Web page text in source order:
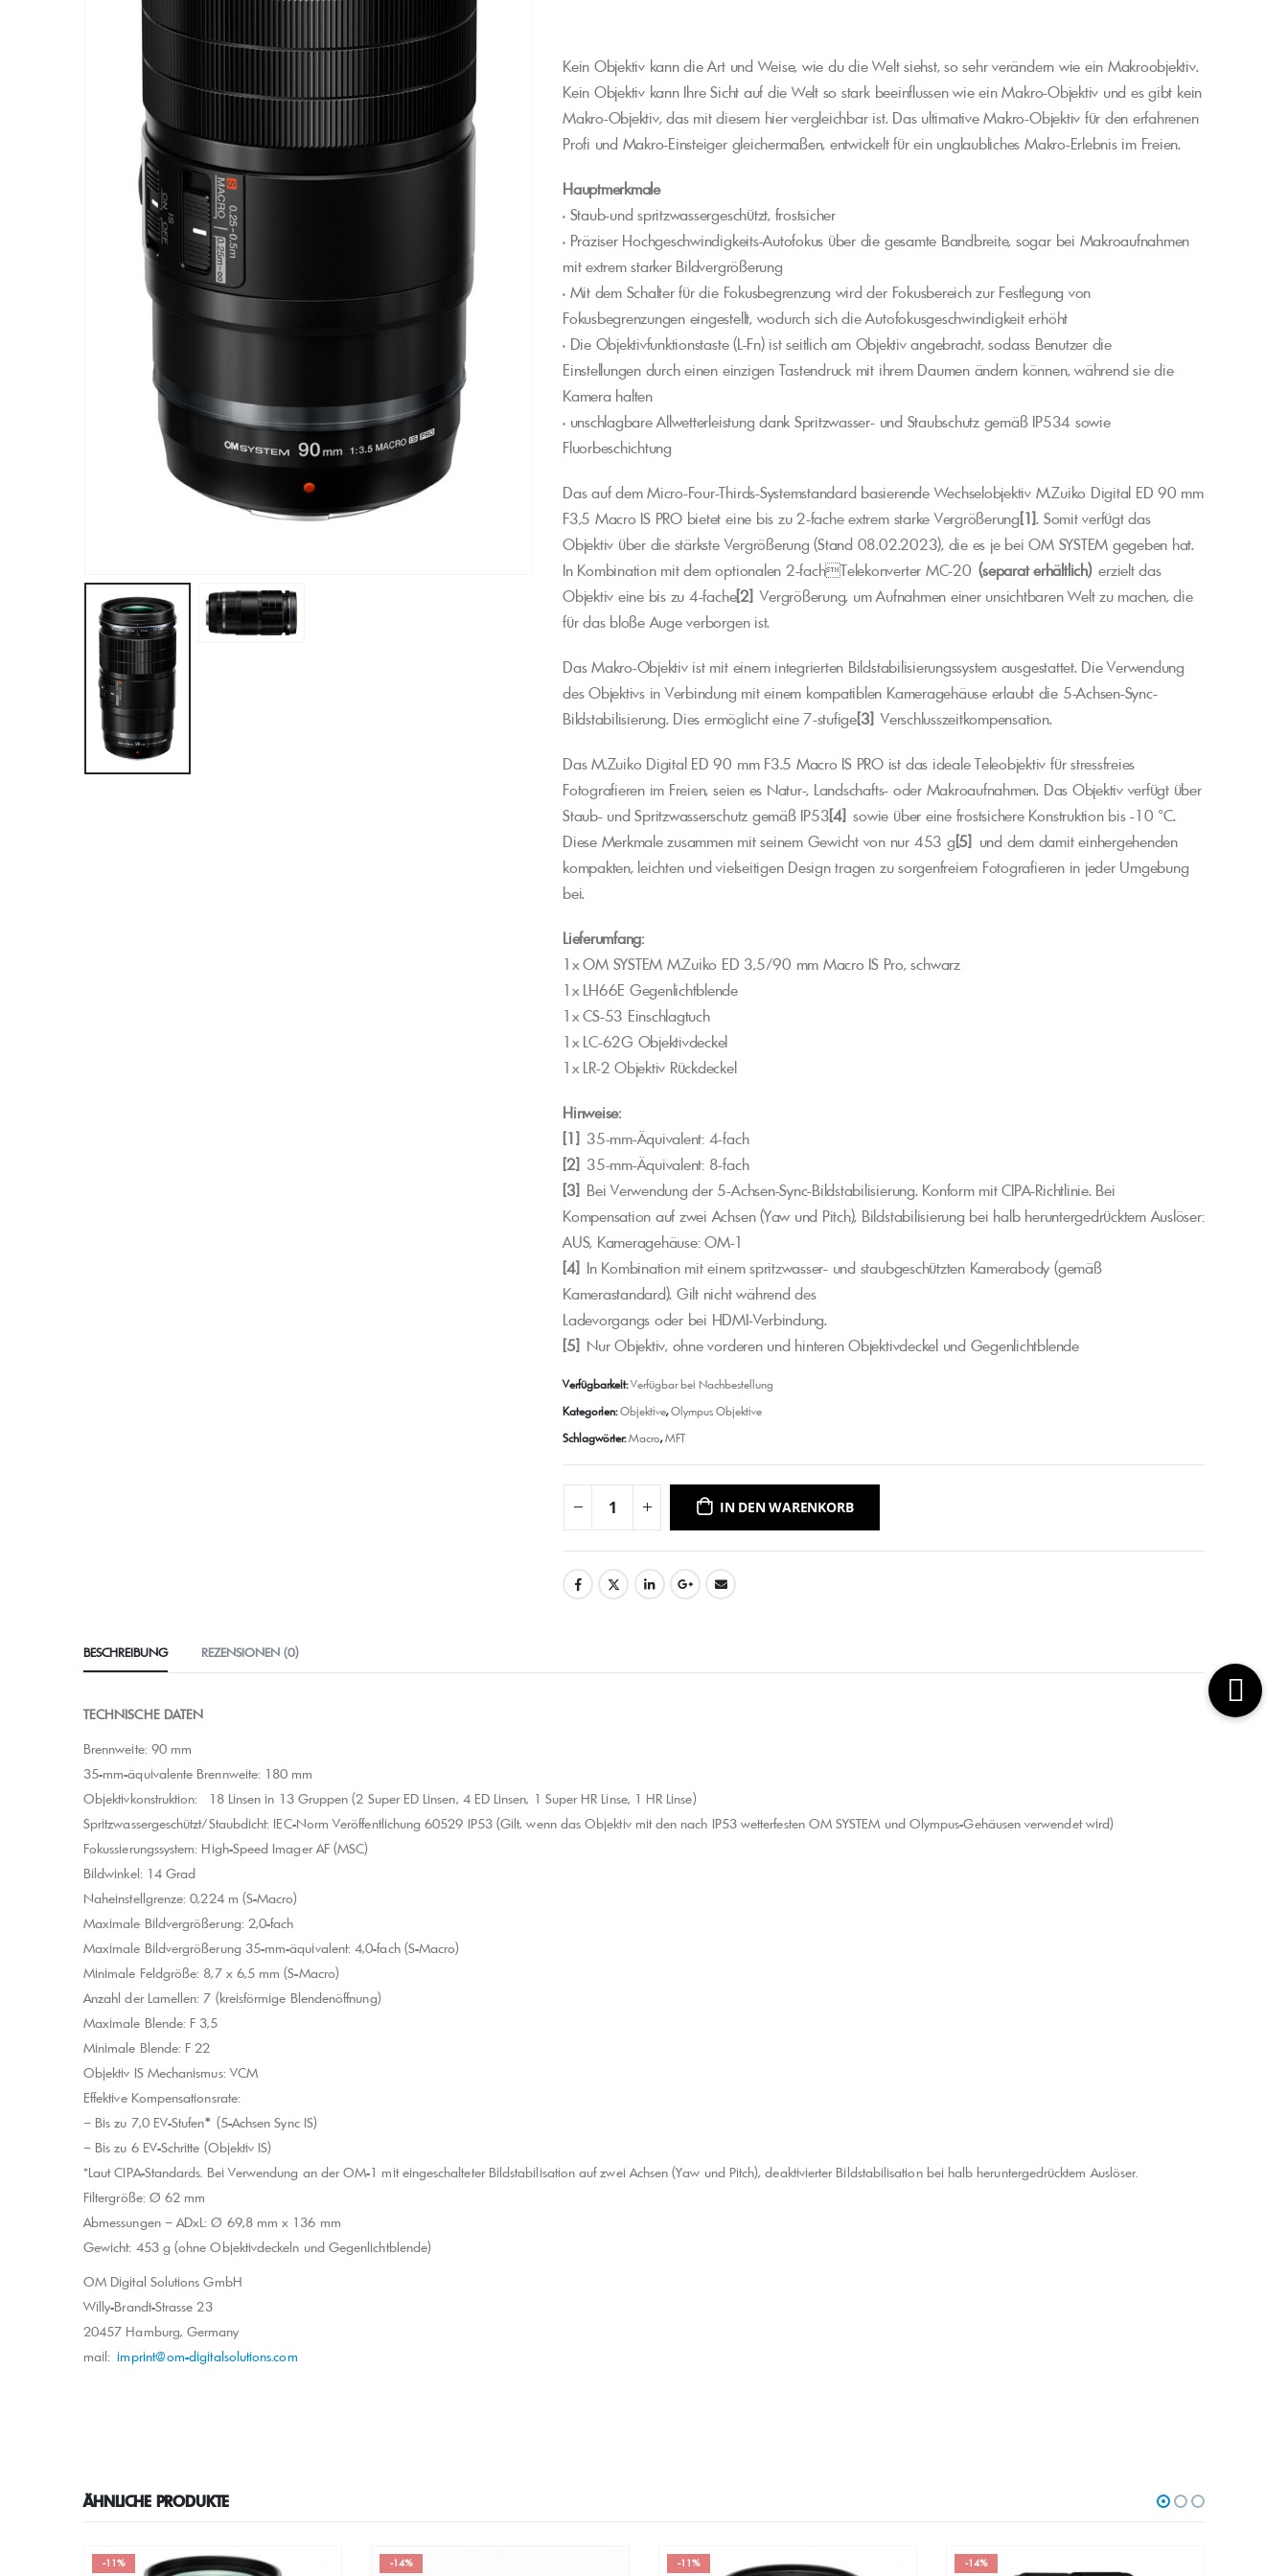
Kein Objektiv kann die Art und Weise, wie du die Welt siehst, so sehr verändern wie ein Makroobjektiv.
Kein Objektiv kann Ihre Sicht auf die Welt so stark beeinflussen wie ein Makro-Objektiv und es gibt kein
Makro-Objektiv, das mit diesem hier vergleichbar ist. Das ultimative Makro-Objektiv für den erfahrenen
Profi und Makro-Einsteiger gleichermaßen, entwickelt für ein unglaubliches Makro-Erlebnis im Freien.
Hauptmerkmale
• Staub-und spritzwassergeschützt, frostsicher
• Präziser Hochgeschwindigkeits-Autofokus über die gesamte Bandbreite, sogar bei Makroaufnahmen
mit extrem starker Bildvergrößerung
• Mit dem Schalter für die Fokusbegrenzung wird der Fokusbereich zur Festlegung von
Fokusbegrenzungen eingestellt, wodurch sich die Autofokusgeschwindigkeit erhöht
• Die Objektivfunktionstaste (L-Fn) ist seitlich am Objektiv angebracht, sodass Benutzer die
Einstellungen durch einen einzigen Tastendruck mit ihrem Daumen ändern können, während sie die
Kamera halten
• unschlagbare Allwetterleistung dank Spritzwasser- und Staubschutz gemäß IP534 sowie
Fluorbeschichtung
Das auf dem Micro-Four-Thirds-Systemstandard basierende Wechselobjektiv M.Zuiko Digital ED 90 mm
F3,5 Macro IS PRO bietet eine bis zu 2-fache extrem starke Vergrößerung[1]. Somit verfügt das
Objektiv über die stärkste Vergrößerung (Stand 08.02.2023), die es je bei OM SYSTEM gegeben hat.
In Kombination mit dem optionalen 2-fachTelekonverter MC-20(separat erhältlich)erzielt das
Objektiv eine bis zu 4-fache[2] Vergrößerung, um Aufnahmen einer unsichtbaren Welt zu machen, die
für das bloße Auge verborgen ist.
Das Makro-Objektiv ist mit einem integrierten Bildstabilisierungssystem ausgestattet. Die Verwendung
des Objektivs in Verbindung mit einem kompatiblen Kameragehäuse erlaubt die 5-Achsen-Sync-
Bildstabilisierung. Dies ermöglicht eine 7-stufige[3] Verschlusszeitkompensation.
Das M.Zuiko Digital ED 90 mm F3.5 Macro IS PRO ist das ideale Teleobjektiv für stressfreies
Fotografieren im Freien, seien es Natur-, Landschafts- oder Makroaufnahmen. Das Objektiv verfügt über
Staub- und Spritzwasserschutz gemäß IP53[4] sowie über eine frostsichere Konstruktion bis -10 °C.
Diese Merkmale zusammen mit seinem Gewicht von nur 453 g[5] und dem damit einhergehenden
kompakten, leichten und vielseitigen Design tragen zu sorgenfreiem Fotografieren in jeder Umgebung
bei.
Lieferumfang:
1x OM SYSTEM M.Zuiko ED 3,5/90 mm Macro IS Pro, schwarz
1x LH66E Gegenlichtblende
1x CS-53 Einschlagtuch
1x LC-62G Objektivdeckel
1x LR-2 Objektiv Rückdeckel
Hinweise:
[1] 35-mm-Äquivalent: 4-fach
[2] 35-mm-Äquivalent: 8-fach
[3] Bei Verwendung der 5-Achsen-Sync-Bildstabilisierung. Konform mit CIPA-Richtlinie. Bei
Kompensation auf zwei Achsen (Yaw und Pitch), Bildstabilisierung bei halb heruntergedrücktem Auslöser:
AUS, Kameragehäuse: OM-1
[4] In Kombination mit einem spritzwasser- und staubgeschützten Kamerabody (gemäß
Kamerastandard). Gilt nicht während des
Ladevorgangs oder bei HDMI-Verbindung.
[5] Nur Objektiv, ohne vorderen und hinteren Objektivdeckel und Gegenlichtblende
Verfügbarkeit:Verfügbar bei Nachbestellung
Kategorien:Objektive,Olympus Objektive
Schlagwörter:Macro,MFT
IN DEN WARENKORB
BESCHREIBUNG REZENSIONEN (0)
TECHNISCHE DATEN
Brennweite: 90 mm
35-mm-äquivalente Brennweite: 180 mm
Objektivkonstruktion: 18 Linsen in 13 Gruppen (2 Super ED Linsen, 4 ED Linsen, 1 Super HR Linse, 1 HR Linse)
Spritzwassergeschützt/Staubdicht: IEC-Norm Veröffentlichung 60529 IP53 (Gilt, wenn das Objektiv mit den nach IP53 wetterfesten OM SYSTEM und Olympus-Gehäusen verwendet wird)
Fokussierungssystem: High-Speed Imager AF (MSC)
Bildwinkel: 14 Grad
Naheinstellgrenze: 0,224 m (S-Macro)
Maximale Bildvergrößerung: 2,0-fach
Maximale Bildvergrößerung 35-mm-äquivalent: 4,0-fach (S-Macro)
Minimale Feldgröße: 8,7 x 6,5 mm (S-Macro)
Anzahl der Lamellen: 7 (kreisförmige Blendenöffnung)
Maximale Blende: F 3,5
Minimale Blende: F 22
Objektiv IS Mechanismus: VCM
Effektive Kompensationsrate:
– Bis zu 7,0 EV-Stufen*(5-Achsen Sync IS)
– Bis zu 6 EV-Schritte (Objektiv IS)
*Laut CIPA-Standards. Bei Verwendung an der OM-1 mit eingeschalteter Bildstabilisation auf zwei Achsen (Yaw und Pitch), deaktivierter Bildstabilisation bei halb heruntergedrücktem Auslöser.
Filtergröße: Ø 62 mm
Abmessungen – ADxL: Ø 69,8 mm x 136 mm
Gewicht: 453 g (ohne Objektivdeckeln und Gegenlichtblende)
OM Digital Solutions GmbH
Willy-Brandt-Strasse 23
20457 Hamburg, Germany
mail:imprint@om-digitalsolutions.com
ÄHNLICHE PRODUKTE
-14% -11% -14% -14%